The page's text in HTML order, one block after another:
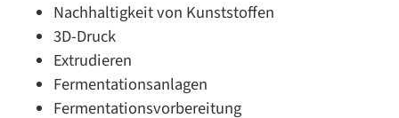
Nachhaltigkeit von Kunststoffen
3D-Druck
Extrudieren
Fermentationsanlagen
Fermentationsvorbereitung